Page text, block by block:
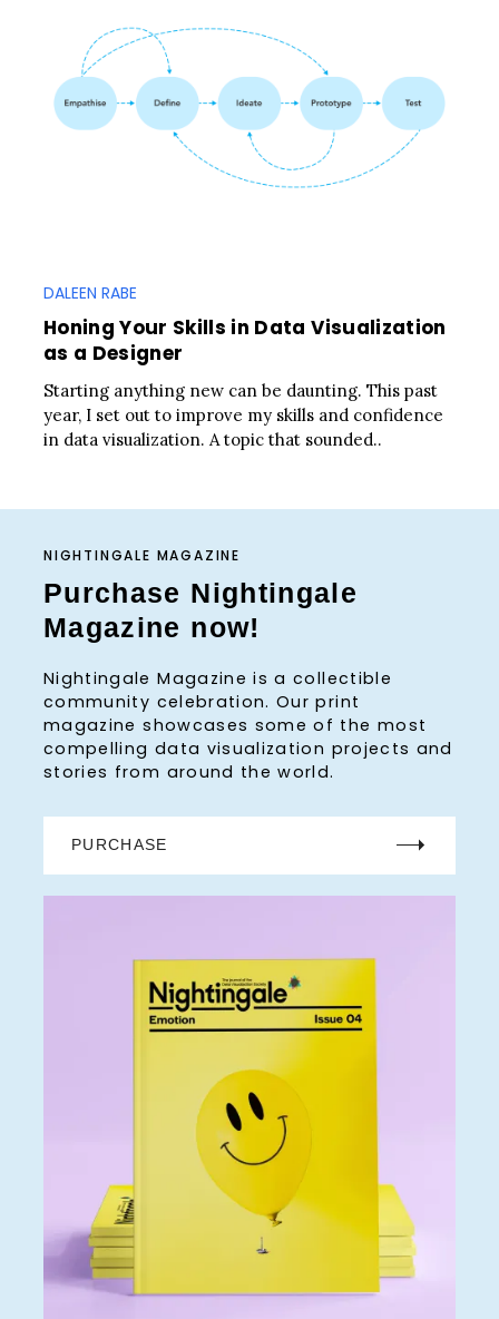
DALEEN RABE
Honing Your Skills in Data Visualization
as a Designer
Starting anything new can be daunting. This past
year, I set out to improve my skills and confidence
in data visualization. A topic that sounded..
NIGHTINGALE MAGAZINE
Purchase Nightingale
Magazine now!
Nightingale Magazine is a collectible
community celebration. Our print
magazine showcases some of the most
compelling data visualization projects and
stories from around the world.
PURCHASE